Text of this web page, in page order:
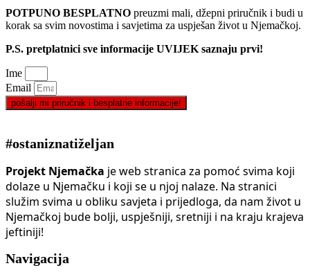
POTPUNO BESPLATNO preuzmi mali, džepni priručnik i budi u
korak sa svim novostima i savjetima za uspješan život u Njemačkoj.
P.S. pretplatnici sve informacije UVIJEK saznaju prvi!
Ime
Email
pošalji mi priručnik i besplatne informacije!
#ostaniznatiželjan
Projekt Njemačka je web stranica za pomoć svima koji
dolaze u Njemačku i koji se u njoj nalaze. Na stranici
služim svima u obliku savjeta i prijedloga, da nam život u
Njemačkoj bude bolji, uspješniji, sretniji i na kraju krajeva
jeftiniji!
Navigacija